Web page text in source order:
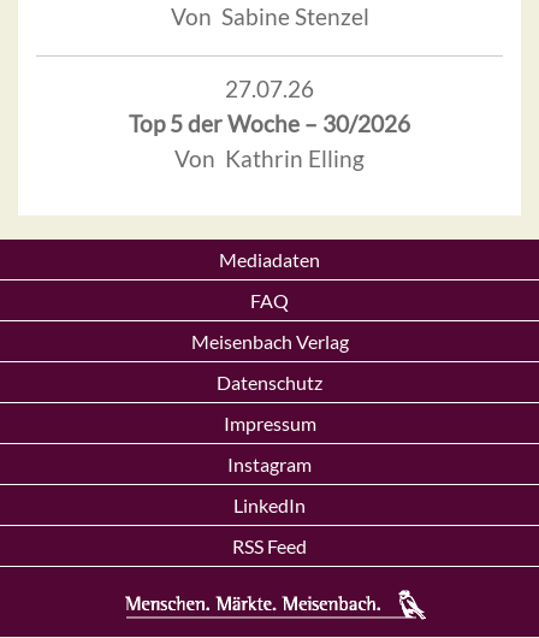
Von Sabine Stenzel
27.07.26
Top 5 der Woche – 30/2026
Von Kathrin Elling
Mediadaten
FAQ
Meisenbach Verlag
Datenschutz
Impressum
Instagram
LinkedIn
RSS Feed